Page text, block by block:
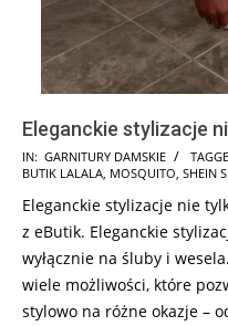
Eleganckie stylizacje
2026-
03-
31
IN: GARNITURY DAMSKIE
BUTIK LALALA, MOSQUITO, SHEIN
Eleganckie stylizacje nie
z eButik. Eleganckie
wyłącznie na śluby i
wiele możliwości, które
stylowo na różne okazje –